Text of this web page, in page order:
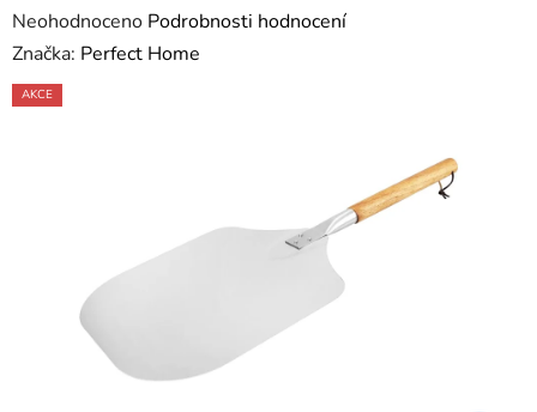
Průměrné
hodnocení
produktu
Neohodnoceno Podrobnosti hodnocení
Značka: Perfect Home
AKCE